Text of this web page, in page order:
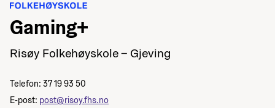
Gaming+
Risøy Folkehøyskole – Gjeving
Telefon: 37 19 93 50
E-post: post@risoy.fhs.no